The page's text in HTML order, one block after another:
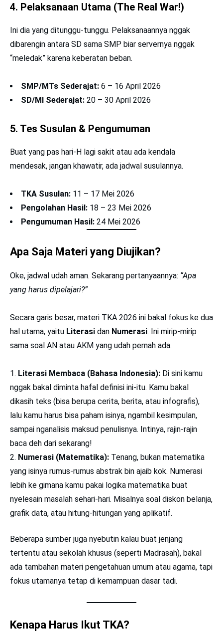
4. Pelaksanaan Utama (The Real War!)
Ini dia yang ditunggu-tunggu. Pelaksanaannya nggak
dibarengin antara SD sama SMP biar servernya nggak
“meledak” karena keberatan beban.
SMP/MTs Sederajat: 6 – 16 April 2026
SD/MI Sederajat: 20 – 30 April 2026
5. Tes Susulan & Pengumuman
Buat yang pas hari-H lagi sakit atau ada kendala
mendesak, jangan khawatir, ada jadwal susulannya.
TKA Susulan: 11 – 17 Mei 2026
Pengolahan Hasil: 18 – 23 Mei 2026
Pengumuman Hasil: 24 Mei 2026
Apa Saja Materi yang Diujikan?
Oke, jadwal udah aman. Sekarang pertanyaannya: “Apa
yang harus dipelajari?”
Secara garis besar, materi TKA 2026 ini bakal fokus ke dua
hal utama, yaitu Literasi dan Numerasi. Ini mirip-mirip
sama soal AN atau AKM yang udah pernah ada.
Literasi Membaca (Bahasa Indonesia): Di sini kamu
nggak bakal diminta hafal definisi ini-itu. Kamu bakal
dikasih teks (bisa berupa cerita, berita, atau infografis),
lalu kamu harus bisa paham isinya, ngambil kesimpulan,
sampai nganalisis maksud penulisnya. Intinya, rajin-rajin
baca deh dari sekarang!
Numerasi (Matematika): Tenang, bukan matematika
yang isinya rumus-rumus abstrak bin ajaib kok. Numerasi
lebih ke gimana kamu pakai logika matematika buat
nyelesain masalah sehari-hari. Misalnya soal diskon belanja,
grafik data, atau hitung-hitungan yang aplikatif.
Beberapa sumber juga nyebutin kalau buat jenjang
tertentu atau sekolah khusus (seperti Madrasah), bakal
ada tambahan materi pengetahuan umum atau agama, tapi
fokus utamanya tetap di kemampuan dasar tadi.
Kenapa Harus Ikut TKA?